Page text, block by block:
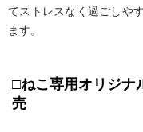
てストレスなく過ごしや
ます。
□ねこ専用オリジナ
売